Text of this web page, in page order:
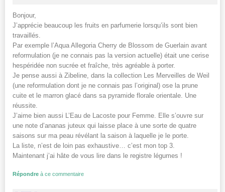
Bonjour,
J’apprécie beaucoup les fruits en parfumerie lorsqu’ils sont bien
travaillés.
Par exemple l’Aqua Allegoria Cherry de Blossom de Guerlain avant
reformulation (je ne connais pas la version actuelle) était une cerise
hespéridée non sucrée et fraîche, très agréable à porter.
Je pense aussi à Zibeline, dans la collection Les Merveilles de Weil
(une reformulation dont je ne connais pas l’original) ose la prune
cuite et le marron glacé dans sa pyramide florale orientale. Une
réussite.
J’aime bien aussi L’Eau de Lacoste pour Femme. Elle s’ouvre sur
une note d’ananas juteux qui laisse place à une sorte de quatre
saisons sur ma peau révélant la saison à laquelle je le porte.
La liste, n’est de loin pas exhaustive… c’est mon top 3.
Maintenant j’ai hâte de vous lire dans le registre légumes !
Répondre à ce commentaire